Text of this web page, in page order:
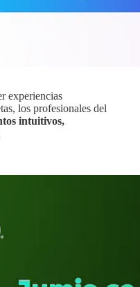
experiencias
los profesionales del
intuitivos,